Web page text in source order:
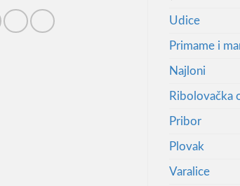
Udice
Primame i
Najloni
Ribolovačka
Pribor
Plovak
Varalice